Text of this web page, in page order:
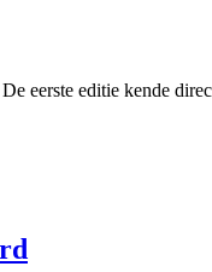
editie kende